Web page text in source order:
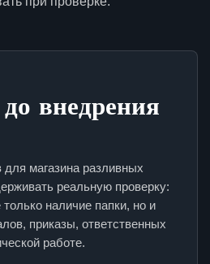
внедрения
магазина разливных
реальную проверку:
наличие папки, но и
приказы, ответственных
работе.